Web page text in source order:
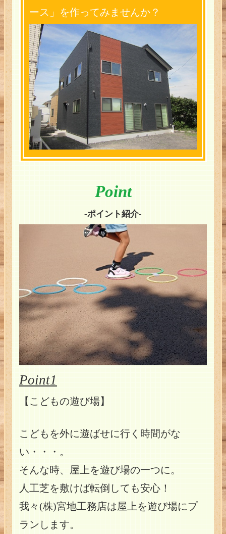
見学会・イベント
マル得情報
ホーム
会社概要
サイトマップ
ース」を作ってみませんか？
Point
-ポイント紹介-
Point1
【こどもの遊び場】
こどもを外に遊ばせに行く時間がな
い・・・。
そんな時、屋上を遊び場の一つに。
人工芝を敷けば転倒しても安心！
我々(株)宮地工務店は屋上を遊び場にプ
ランします。